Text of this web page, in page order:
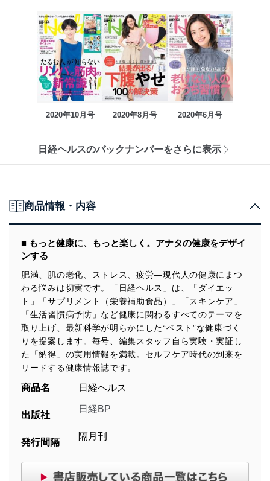
2020年10月号 2020年8月号 2020年6月号
日経ヘルスのバックナンバーをさらに表示
商品情報・内容
■ もっと健康に、もっと楽しく。アナタの健康をデザイ
ンする
肥満、肌の老化、ストレス、疲労―現代人の健康にまつ
わる悩みは切実です。「日経ヘルス」は、「ダイエッ
ト」「サプリメント（栄養補助食品）」「スキンケア」
「生活習慣病予防」など健康に関わるすべてのテーマを
取り上げ、最新科学が明らかにした“ベスト”な健康づく
りを提案します。毎号、編集スタッフ自ら実験・実証し
た「納得」の実用情報を満載。セルフケア時代の到来を
リードする健康情報誌です。
商品名 日経ヘルス
出版社
日経BP
発行間隔
隔月刊